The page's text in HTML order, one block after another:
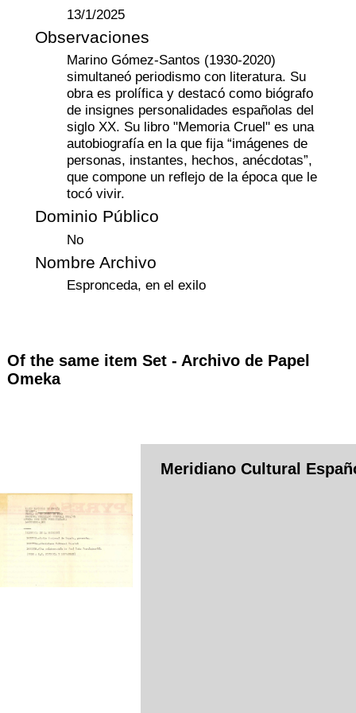
13/1/2025
Observaciones
Marino Gómez-Santos (1930-2020)
simultaneó periodismo con literatura. Su
obra es prolífica y destacó como biógrafo
de insignes personalidades españolas del
siglo XX. Su libro "Memoria Cruel" es una
autobiografía en la que fija “imágenes de
personas, instantes, hechos, anécdotas”,
que compone un reflejo de la época que le
tocó vivir.
Dominio Público
No
Nombre Archivo
Espronceda, en el exilo
Of the same item Set - Archivo de Papel
Omeka
Meridiano Cultural